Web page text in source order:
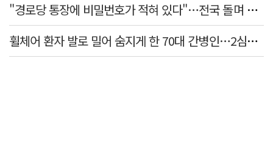
"경로당 통장에 비밀번호가 적혀 있다"…전국 돌며 경로당 13곳 턴 30대 구속
휠체어 환자 발로 밀어 숨지게 한 70대 간병인…2심도 집행유예